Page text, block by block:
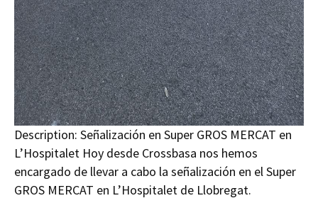
Description: Señalización en Super GROS MERCAT en
L’Hospitalet Hoy desde Crossbasa nos hemos
encargado de llevar a cabo la señalización en el Super
GROS MERCAT en L’Hospitalet de Llobregat.